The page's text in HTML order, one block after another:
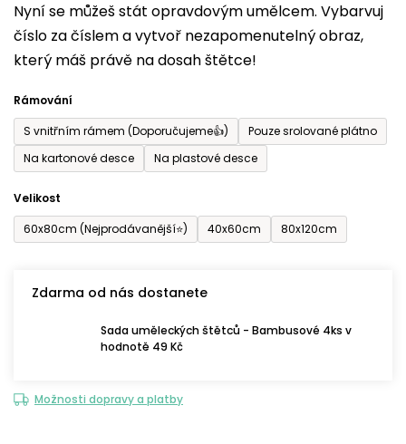
Nyní se můžeš stát opravdovým umělcem. Vybarvuj
číslo za číslem a vytvoř nezapomenutelný obraz,
který máš právě na dosah štětce!
Rámování
S vnitřním rámem (Doporučujeme👍)
Pouze srolované plátno
Na kartonové desce
Na plastové desce
Velikost
60x80cm (Nejprodávanější⭐)
40x60cm 80x120cm
Zdarma od nás dostanete
Sada uměleckých štětců - Bambusové 4ks v
hodnotě 49 Kč
Možnosti dopravy a platby
produktu
je
0,0
5
hvězdiček.